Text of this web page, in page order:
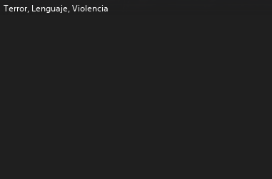
Terror, Lenguaje, Violencia